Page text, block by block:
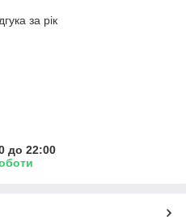
за рік
до 22:00